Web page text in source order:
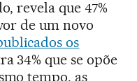
revela que 47%
de um novo
os
34% que se opõe
tempo, as